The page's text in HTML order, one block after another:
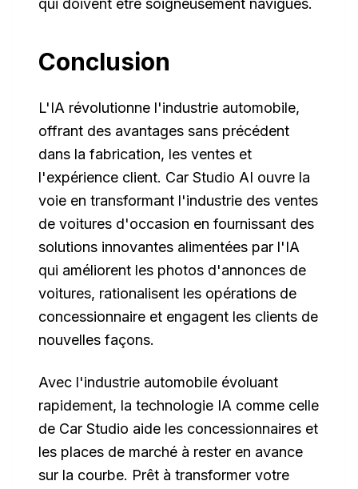
qui doivent être soigneusement navigués.
Conclusion
L'IA révolutionne l'industrie automobile,
offrant des avantages sans précédent
dans la fabrication, les ventes et
l'expérience client. Car Studio AI ouvre la
voie en transformant l'industrie des ventes
de voitures d'occasion en fournissant des
solutions innovantes alimentées par l'IA
qui améliorent les photos d'annonces de
voitures, rationalisent les opérations de
concessionnaire et engagent les clients de
nouvelles façons.
Avec l'industrie automobile évoluant
rapidement, la technologie IA comme celle
de Car Studio aide les concessionnaires et
les places de marché à rester en avance
sur la courbe. Prêt à transformer votre